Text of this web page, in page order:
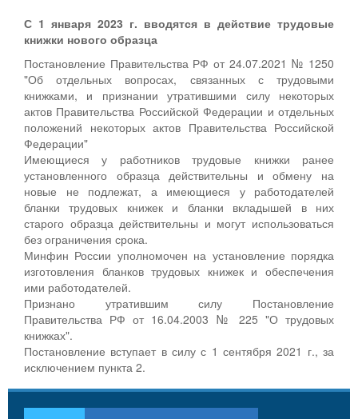
С 1 января 2023 г. вводятся в действие трудовые
книжки нового образца
Постановление Правительства РФ от 24.07.2021 № 1250
"Об отдельных вопросах, связанных с трудовыми
книжками, и признании утратившими силу некоторых
актов Правительства Российской Федерации и отдельных
положений некоторых актов Правительства Российской
Федерации"
Имеющиеся у работников трудовые книжки ранее
установленного образца действительны и обмену на
новые не подлежат, а имеющиеся у работодателей
бланки трудовых книжек и бланки вкладышей в них
старого образца действительны и могут использоваться
без ограничения срока.
Минфин России уполномочен на установление порядка
изготовления бланков трудовых книжек и обеспечения
ими работодателей.
Признано утратившим силу Постановление
Правительства РФ от 16.04.2003 № 225 "О трудовых
книжках".
Постановление вступает в силу с 1 сентября 2021 г., за
исключением пункта 2.